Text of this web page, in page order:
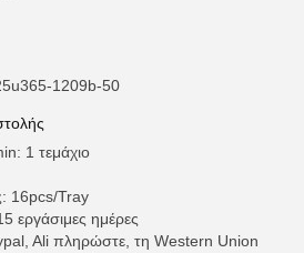
1209b-50
1 τεμάχιο
16pcs/Tray
εργάσιμες ημέρες
Ali πληρώστε, τη Western Union